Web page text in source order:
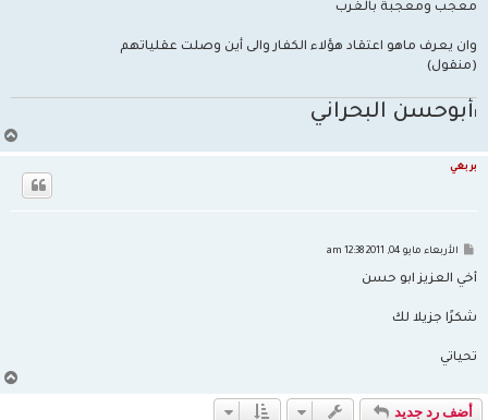
معجب ومعجبة بالغرب
وان يعرف ماهو اعتقاد هؤلاء الكفار والى أين وصلت عقلياتهم
(منقول)
ا أبوحسن البحراني
بربغي
م
ر
ة
الأربعاء مايو 04, 2011 12:38 am
أخي العزيز ابو حسن
شكرًا جزيلا لك
تحياتي
أضف رد جديد